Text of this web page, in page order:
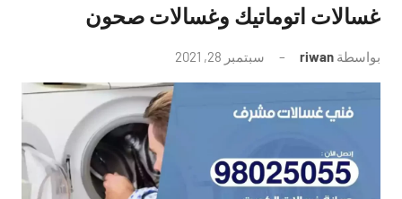
غسالات اتوماتيك وغسالات صحون
بواسطة riwan سبتمبر 28, 2021
توجد
تعليقات